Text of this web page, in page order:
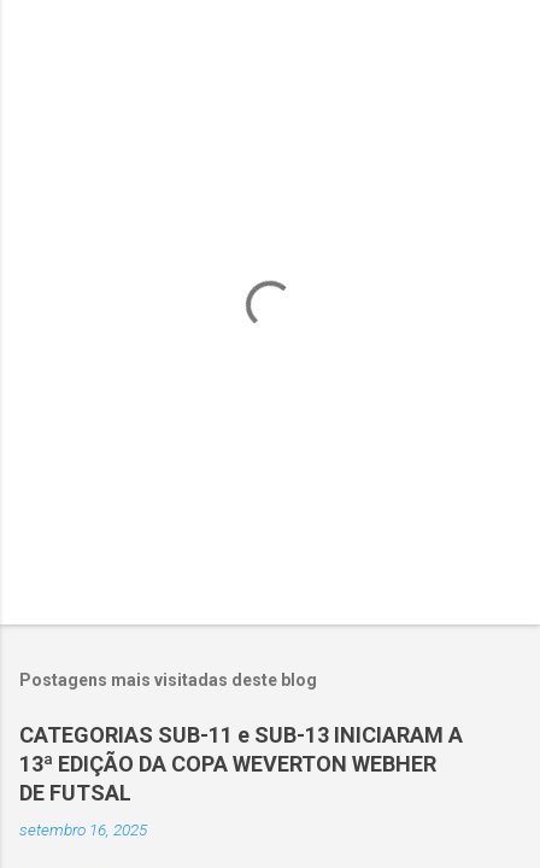
Postagens mais visitadas deste blog
CATEGORIAS SUB-11 e SUB-13 INICIARAM A
13ª EDIÇÃO DA COPA WEVERTON WEBHER
DE FUTSAL
setembro 16, 2025